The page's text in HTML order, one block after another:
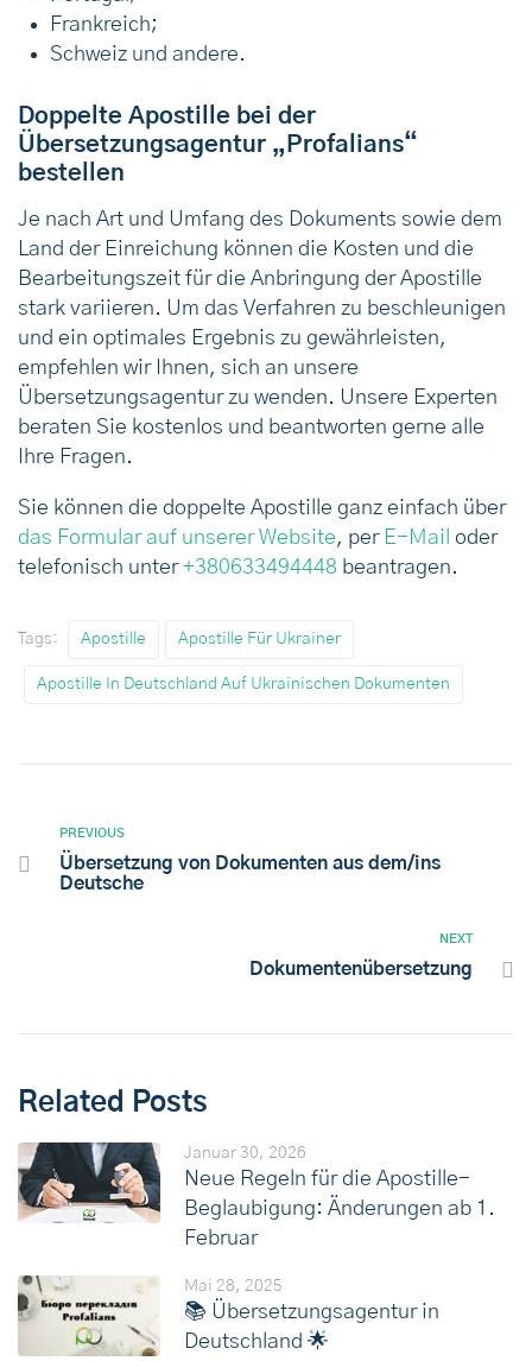
Frankreich;
Schweiz und andere.
Doppelte Apostille bei der
Übersetzungsagentur „Profalians“
bestellen
Je nach Art und Umfang des Dokuments sowie dem
Land der Einreichung können die Kosten und die
Bearbeitungszeit für die Anbringung der Apostille
stark variieren. Um das Verfahren zu beschleunigen
und ein optimales Ergebnis zu gewährleisten,
empfehlen wir Ihnen, sich an unsere
Übersetzungsagentur zu wenden. Unsere Experten
beraten Sie kostenlos und beantworten gerne alle
Ihre Fragen.
Sie können die doppelte Apostille ganz einfach über
das Formular auf unserer Website, per E-Mail oder
telefonisch unter+380633494448 beantragen.
Tags: Apostille Apostille Für Ukrainer
Apostille In Deutschland Auf Ukrainischen Dokumenten
PREVIOUS
Übersetzung von Dokumenten aus dem/ins
Deutsche
NEXT
Dokumentenübersetzung
Related Posts
Januar 30, 2026
Neue Regeln für die Apostille-
Beglaubigung: Änderungen ab 1.
Februar
Mai 28, 2025
📚 Übersetzungsagentur in
Deutschland 🌟